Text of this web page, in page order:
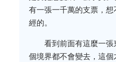
有一張一千萬的支票，
經的。
看到前面有這麼一
個境界都不會變去，這個